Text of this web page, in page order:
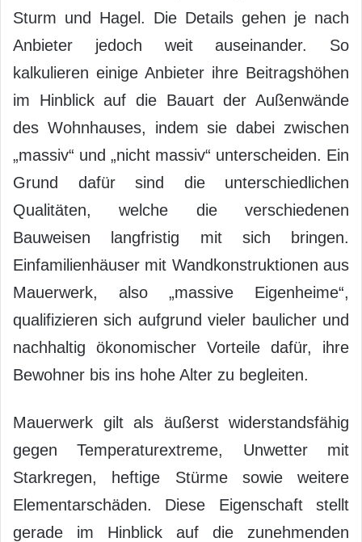
Sturm und Hagel. Die Details gehen je nach
Anbieter jedoch weit auseinander. So
kalkulieren einige Anbieter ihre Beitragshöhen
im Hinblick auf die Bauart der Außenwände
des Wohnhauses, indem sie dabei zwischen
„massiv“ und „nicht massiv“ unterscheiden. Ein
Grund dafür sind die unterschiedlichen
Qualitäten, welche die verschiedenen
Bauweisen langfristig mit sich bringen.
Einfamilienhäuser mit Wandkonstruktionen aus
Mauerwerk, also „massive Eigenheime“,
qualifizieren sich aufgrund vieler baulicher und
nachhaltig ökonomischer Vorteile dafür, ihre
Bewohner bis ins hohe Alter zu begleiten.
Mauerwerk gilt als äußerst widerstandsfähig
gegen Temperaturextreme, Unwetter mit
Starkregen, heftige Stürme sowie weitere
Elementarschäden. Diese Eigenschaft stellt
gerade im Hinblick auf die zunehmenden